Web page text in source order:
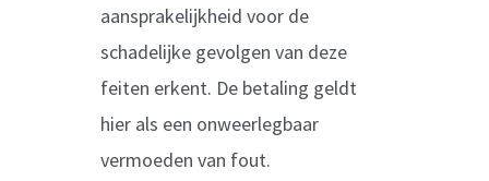
aansprakelijkheid voor de
schadelijke gevolgen van deze
feiten erkent. De betaling geldt
hier als een onweerlegbaar
vermoeden van fout.